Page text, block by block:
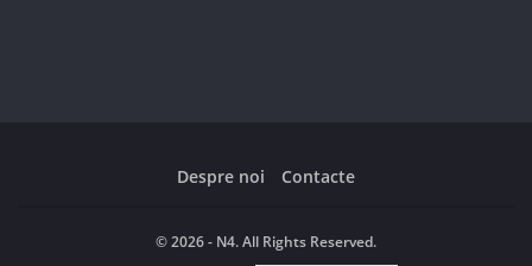
Despre noi Contacte
© 2026 - N4. All Rights Reserved.